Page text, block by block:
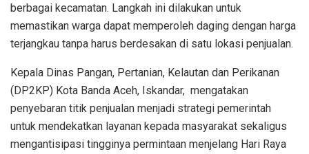
berbagai kecamatan. Langkah ini dilakukan untuk
memastikan warga dapat memperoleh daging dengan harga
terjangkau tanpa harus berdesakan di satu lokasi penjualan.
Kepala Dinas Pangan, Pertanian, Kelautan dan Perikanan
(DP2KP) Kota Banda Aceh, Iskandar, mengatakan
penyebaran titik penjualan menjadi strategi pemerintah
untuk mendekatkan layanan kepada masyarakat sekaligus
mengantisipasi tingginya permintaan menjelang Hari Raya